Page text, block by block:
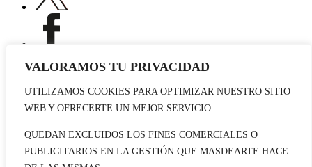
VALORAMOS TU PRIVACIDAD
UTILIZAMOS COOKIES PARA OPTIMIZAR NUESTRO SITIO
WEB Y OFRECERTE UN MEJOR SERVICIO.
QUEDAN EXCLUIDOS LOS FINES COMERCIALES O
PUBLICITARIOS EN LA GESTIÓN QUE MASDEARTE HACE
Publicidad
Contacto
© 2026 masdearte. Información de exposiciones, museos y artistas